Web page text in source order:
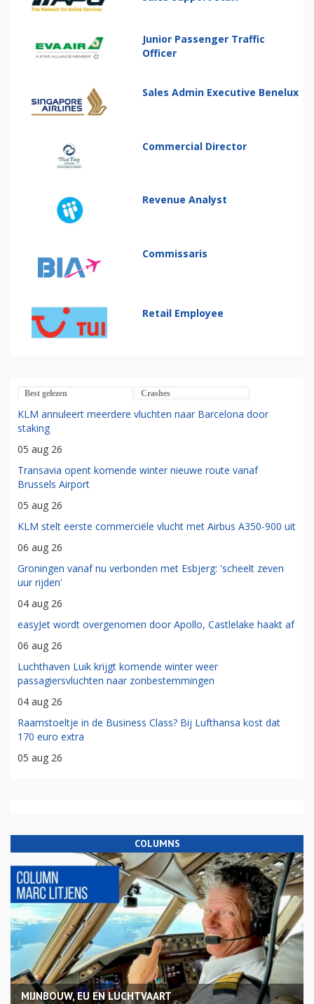
Junior Passenger Traffic
Officer
Sales Admin Executive Benelux
Commercial Director
Revenue Analyst
Commissaris
Retail Employee
Best gelezen Crashes
KLM annuleert meerdere vluchten naar Barcelona door
staking
05 aug 26
Transavia opent komende winter nieuwe route vanaf
Brussels Airport
05 aug 26
KLM stelt eerste commerciële vlucht met Airbus A350-900 uit
06 aug 26
Groningen vanaf nu verbonden met Esbjerg: 'scheelt zeven
uur rijden'
04 aug 26
easyJet wordt overgenomen door Apollo, Castlelake haakt af
06 aug 26
Luchthaven Luik krijgt komende winter weer
passagiersvluchten naar zonbestemmingen
04 aug 26
Raamstoeltje in de Business Class? Bij Lufthansa kost dat
170 euro extra
05 aug 26
COLUMNS
MIJNBOUW, EU EN LUCHTVAART